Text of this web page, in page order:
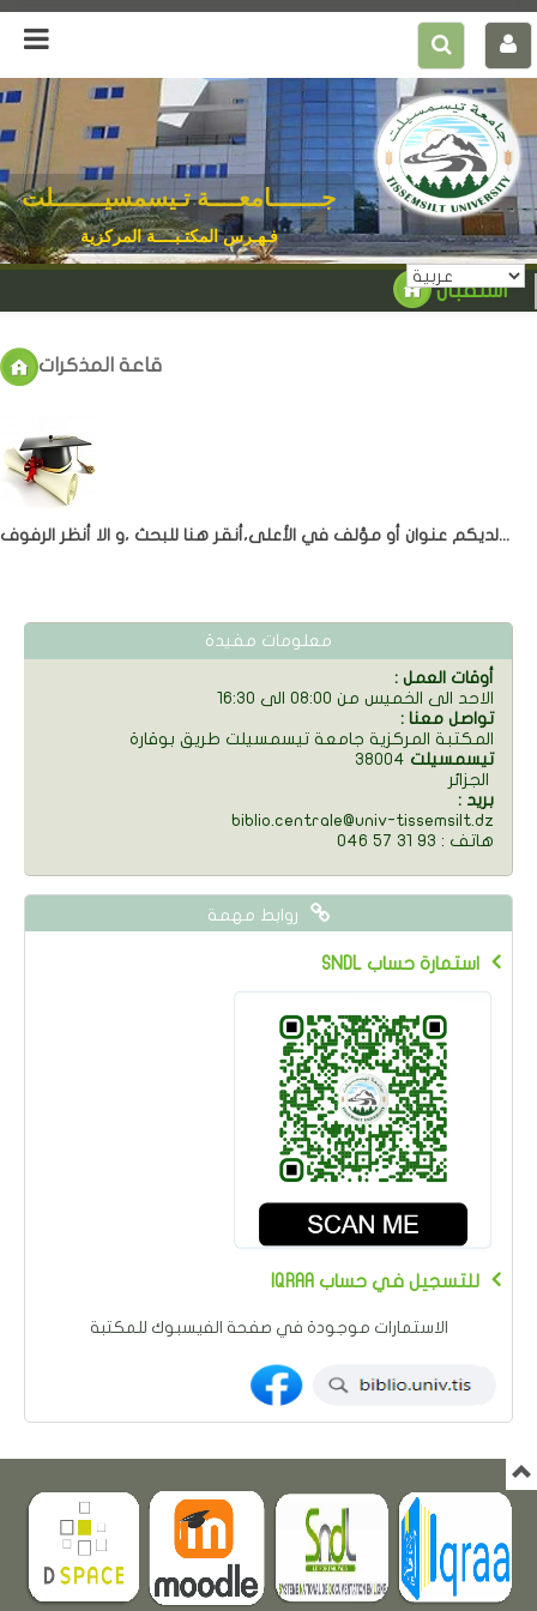
جـــــــامعــــة تـيسمسيـــــــلت
فـهـرس المكتـبــــة المركزية
استقبال
قاعة المذكرات
لديكم عنوان أو مؤلف في الأعلى،أنقر هنا للبحث ،و الا أنظر الرفوف...
معلومات مفيدة
: أوقات العمل
الاحد الى الخميس من 08:00 الى 16:30
: تواصل معنا
المكتبة المركزية جامعة تيسمسيلت طريق بوقارة
38004 تيسمسيلت
: بريد
biblio.centrale@univ-tissemsilt.dz
046 57 31 93 : هاتف
روابط مهمة
SNDL استمارة حساب
IQRAA للتسجيل في حساب
الاستمارات موجودة في صفحة الفيسبوك للمكتبة